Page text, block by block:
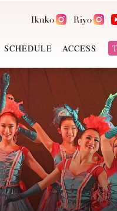
SCHEDULE ACCESS